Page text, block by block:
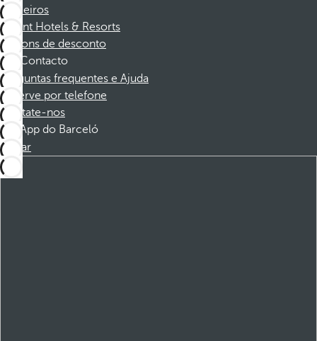
Parceiros
Dorint Hotels & Resorts
Cupons de desconto
Contacto
Perguntas frequentes e Ajuda
Reserve por telefone
Contate-nos
App do Barceló
Baixar